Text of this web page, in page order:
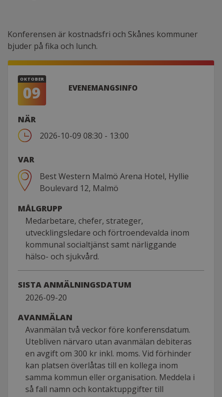
Konferensen är kostnadsfri och Skånes kommuner
bjuder på fika och lunch.
OKTOBER
09 EVENEMANGSINFO
NÄR
2026-10-09 08:30 - 13:00
VAR
Best Western Malmö Arena Hotel, Hyllie
Boulevard 12, Malmö
MÅLGRUPP
Medarbetare, chefer, strateger,
utvecklingsledare och förtroendevalda inom
kommunal socialtjänst samt närliggande
hälso- och sjukvård.
SISTA ANMÄLNINGSDATUM
2026-09-20
AVANMÄLAN
Avanmälan två veckor före konferensdatum.
Utebliven närvaro utan avanmälan debiteras
en avgift om 300 kr inkl. moms. Vid förhinder
kan platsen överlåtas till en kollega inom
samma kommun eller organisation. Meddela i
så fall namn och kontaktuppgifter till